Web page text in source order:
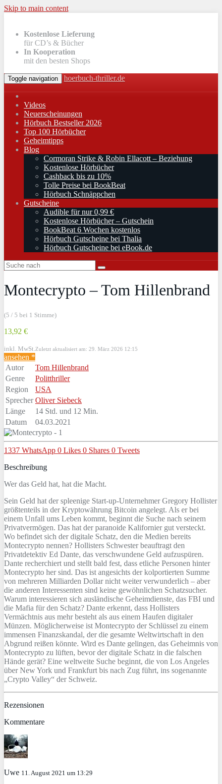
Skip to main content
Kostenlose Lieferung
für CD’s & Bücher
In Kooperation
mit den besten Shops
Toggle navigation hoerbuch-thriller.de
Videos
Neuerscheinungen
Hörbuch Bestseller 2026
Top 100 Hörbücher
Geheimtipps
Blog
Cormoran Strike & Robin Ellacott – Beziehung
Kostenlose Hörbücher
Cashback bis zu 10%
Tolle Preise bei BookBeat
Hörbuch Schnäppchen
Gutscheine
Audible für nur 0,99 €
Kostenlose Hörbücher – Gutschein
BookBeat 6 Wochen kostenlos
Hörbuch Gutscheine bei Thalia
Hörbuch Gutscheine bei eBook.de
Montecrypto – Tom Hillenbrand
(5 / 5 bei 1 Stimme)
13,92 €
inkl. MwSt. Zuletzt aktualisiert am: 29. März 2026 12:15
ansehen *
Autor
Tom Hillenbrand
Genre
Politthriller
Region
USA
Sprecher Oliver Siebeck
Länge
14 Std. und 12 Min.
Datum
04.03.2021
1337 WhatsApp 0 Likes 0 Shares 0 Tweets
Beschreibung
Wer das Geld hat, hat die Macht.
Sein Geld hat der spleenige Start-up-Unternehmer Gregory Hollister
größtenteils in der Kryptowährung Bitcoin angelegt. Als er bei
einem Unfall ums Leben kommt, beginnt die Suche nach seinem
Privatvermögen. Das hat der paranoide Kalifornier gut versteckt.
Wo befindet sich der digitale Schatz, den die Medien bereits
Montecrypto nennen? Hollisters Schwester beauftragt den
Privatdetektiv Ed Dante, das verschwundene Geld aufzuspüren.
Dante recherchiert und stellt bald fest, dass etliche Personen hinter
Montecrypto her sind. Das ist angesichts der kolportierten Summe
von mehreren Milliarden Dollar nicht weiter verwunderlich – aber
die anderen Interessenten sind keine gewöhnlichen Schatzsucher.
Warum interessieren sich ausländische Geheimdienste, das FBI und
die Mafia für den Schatz? Dante erkennt, dass Hollisters
Vermächtnis aus mehr besteht als aus einem Haufen digitaler
Münzen. Möglicherweise ist Montecrypto der Schlüssel zu einem
immensen Finanzskandal, der die gesamte Weltwirtschaft in den
Abgrund reißen könnte. Wird es Dante gelingen, das Geheimnis von
Montecrypto zu lüften, bevor der digitale Schatz in die falschen
Hände gerät? Eine weltweite Suche beginnt, die von Los Angeles
über New York und Frankfurt bis nach Zug führt, ins sogenannte
„Crypto Valley“ der Schweiz.
Rezensionen
Kommentare
Uwe 11. August 2021 um 13:29